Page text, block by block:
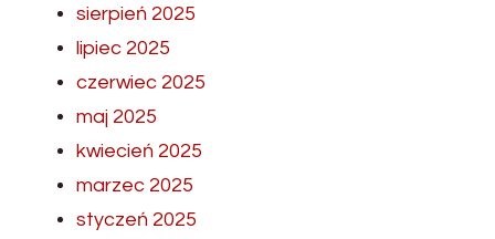
sierpień 2025
lipiec 2025
czerwiec 2025
maj 2025
kwiecień 2025
marzec 2025
styczeń 2025